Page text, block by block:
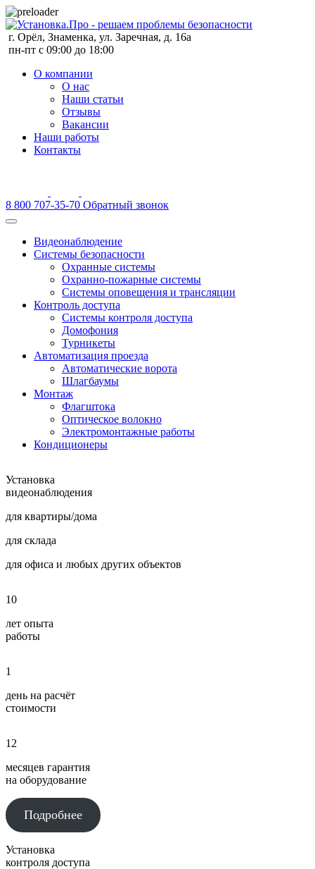
г. Орёл, Знаменка, ул. Заречная, д. 16а
пн-пт с 09:00 до 18:00
О компании
О нас
Наши статьи
Отзывы
Вакансии
Наши работы
Контакты
8 800 707-35-70 Обратный звонок
Видеонаблюдение
Системы безопасности
Охранные системы
Охранно-пожарные системы
Системы оповещения и трансляции
Контроль доступа
Системы контроля доступа
Домофония
Турникеты
Автоматизация проезда
Автоматические ворота
Шлагбаумы
Монтаж
Флагштока
Оптическое волокно
Электромонтажные работы
Кондиционеры
Установка
видеонаблюдения
для квартиры/дома
для склада
для офиса и любых других объектов
10
лет опыта
работы
1
день на расчёт
стоимости
12
месяцев гарантия
на оборудование
Подробнее
Установка
контроля доступа